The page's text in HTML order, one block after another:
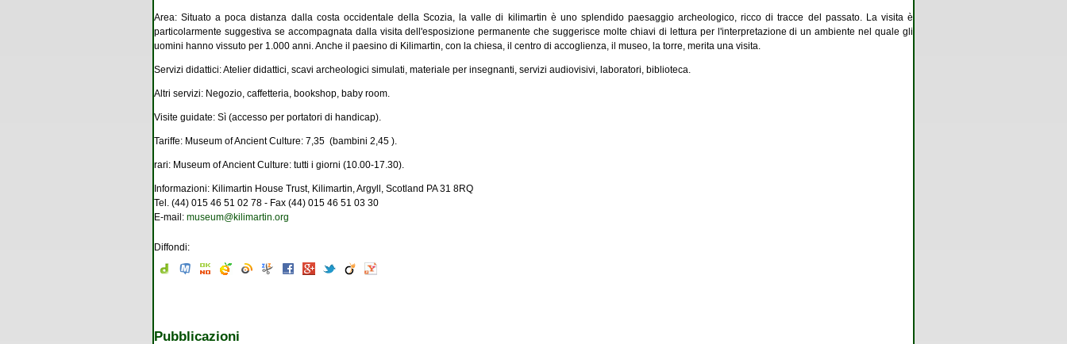
Area: Situato a poca distanza dalla costa occidentale della Scozia, la valle di kilimartin è uno splendido paesaggio archeologico, ricco di tracce del passato. La visita è
particolarmente suggestiva se accompagnata dalla visita dell'esposizione permanente che suggerisce molte chiavi di lettura per l'interpretazione di un ambiente nel quale gli
uomini hanno vissuto per 1.000 anni. Anche il paesino di Kilimartin, con la chiesa, il centro di accoglienza, il museo, la torre, merita una visita.
Servizi didattici: Atelier didattici, scavi archeologici simulati, materiale per insegnanti, servizi audiovisivi, laboratori, biblioteca.
Altri servizi: Negozio, caffetteria, bookshop, baby room.
Visite guidate: Sì (accesso per portatori di handicap).
Tariffe: Museum of Ancient Culture: 7,35  (bambini 2,45 ).
rari: Museum of Ancient Culture: tutti i giorni (10.00-17.30).
Informazioni: Kilimartin House Trust, Kilimartin, Argyll, Scotland PA 31 8RQ
Tel. (44) 015 46 51 02 78 - Fax (44) 015 46 51 03 30
E-mail: museum@kilimartin.org
Diffondi:
Pubblicazioni